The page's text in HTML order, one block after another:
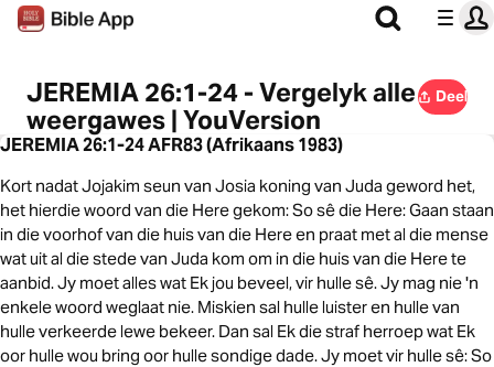
JEREMIA 26:1-24 - Vergelyk alle
weergawes | YouVersion
Deel
JEREMIA 26:1-24 AFR83 (Afrikaans 1983)
Kort nadat Jojakim seun van Josia koning van Juda geword het,
het hierdie woord van die Here gekom: So sê die Here: Gaan staan
in die voorhof van die huis van die Here en praat met al die mense
wat uit al die stede van Juda kom om in die huis van die Here te
aanbid. Jy moet alles wat Ek jou beveel, vir hulle sê. Jy mag nie 'n
enkele woord weglaat nie. Miskien sal hulle luister en hulle van
hulle verkeerde lewe bekeer. Dan sal Ek die straf herroep wat Ek
oor hulle wou bring oor hulle sondige dade. Jy moet vir hulle sê: So